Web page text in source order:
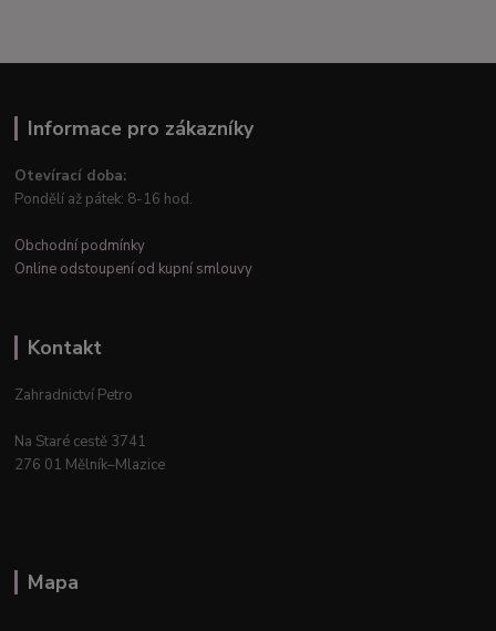
Informace pro zákazníky
Otevírací doba:
Pondělí až pátek: 8-16 hod.
Obchodní podmínky
Online odstoupení od kupní smlouvy
Kontakt
Zahradnictví Petro
Na Staré cestě 3741
276 01 Mělník–Mlazice
Mapa